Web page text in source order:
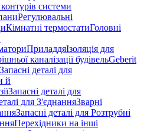
системи
Регулювальні
Кімнатні термостатиГоловні
ПриладдяІзоляція для
каналізації будівельGeberit
Запасні деталі для
й
Запасні деталі для
для З'єднанняЗварні
Запасні деталі для Розтрубні
Перехідники на інші